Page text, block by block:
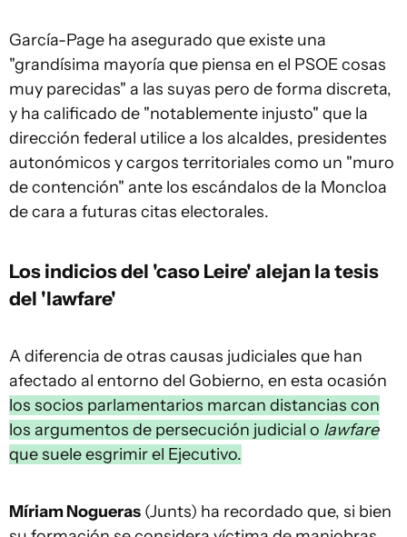
García-Page ha asegurado que existe una
"grandísima mayoría que piensa en el PSOE cosas
muy parecidas" a las suyas pero de forma discreta,
y ha calificado de "notablemente injusto" que la
dirección federal utilice a los alcaldes, presidentes
autonómicos y cargos territoriales como un "muro
de contención" ante los escándalos de la Moncloa
de cara a futuras citas electorales.
Los indicios del 'caso Leire' alejan la tesis
del 'lawfare'
A diferencia de otras causas judiciales que han
afectado al entorno del Gobierno, en esta ocasión
los socios parlamentarios marcan distancias con
los argumentos de persecución judicial o lawfare
que suele esgrimir el Ejecutivo.
Míriam Nogueras (Junts) ha recordado que, si bien